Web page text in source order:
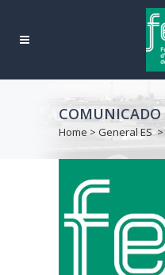
COMUNICADO
Home > General ES >